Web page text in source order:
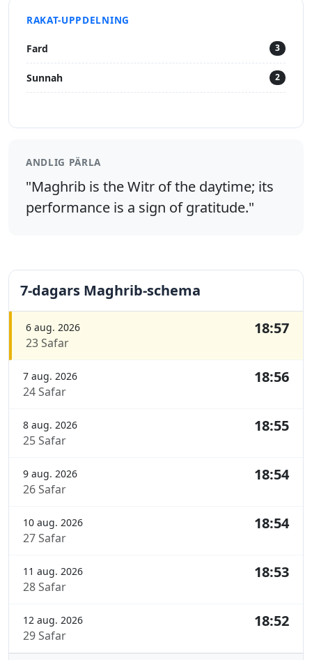
RAKAT-UPPDELNING
Fard 3
Sunnah 2
ANDLIG PÄRLA
"Maghrib is the Witr of the daytime; its
performance is a sign of gratitude."
7-dagars Maghrib-schema
6 aug. 2026
23 Safar
18:57
7 aug. 2026
24 Safar
18:56
8 aug. 2026
25 Safar
18:55
9 aug. 2026
26 Safar
18:54
10 aug. 2026
27 Safar
18:54
11 aug. 2026
28 Safar
18:53
12 aug. 2026
29 Safar
18:52